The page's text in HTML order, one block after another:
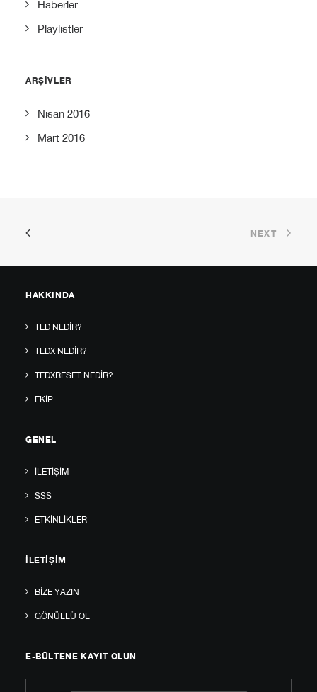
Haberler
Playlistler
ARŞIVLER
Nisan 2016
Mart 2016
NEXT
HAKKINDA
TED NEDIR?
TEDX NEDIR?
TEDXRESET NEDIR?
EKIP
GENEL
İLETIŞIM
SSS
ETKINLIKLER
İLETIŞIM
BIZE YAZIN
GÖNÜLLÜ OL
E-BÜLTENE KAYIT OLUN